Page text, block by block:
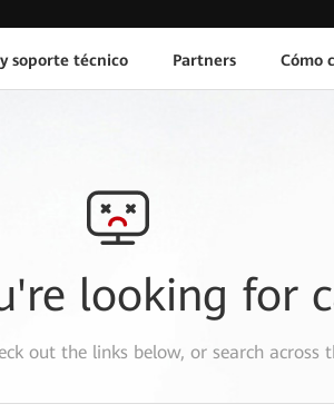
soporte técnico Partners Cómo
looking for
out the links below, or search across